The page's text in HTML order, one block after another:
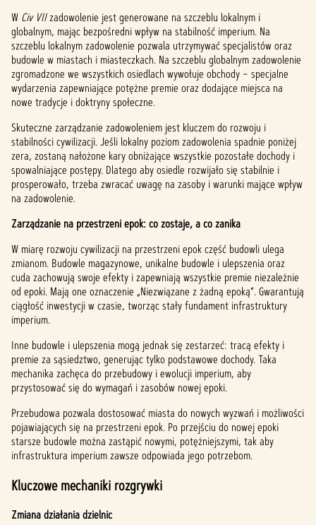
W Civ VIIzadowolenie jest generowane na szczeblu lokalnym i
globalnym, mając bezpośredni wpływ na stabilność imperium. Na
szczeblu lokalnym zadowolenie pozwala utrzymywać specjalistów oraz
budowle w miastach i miasteczkach. Na szczeblu globalnym zadowolenie
zgromadzone we wszystkich osiedlach wywołuje obchody – specjalne
wydarzenia zapewniające potężne premie oraz dodające miejsca na
nowe tradycje i doktryny społeczne.
Skuteczne zarządzanie zadowoleniem jest kluczem do rozwoju i
stabilności cywilizacji. Jeśli lokalny poziom zadowolenia spadnie poniżej
zera, zostaną nałożone kary obniżające wszystkie pozostałe dochody i
spowalniające postępy. Dlatego aby osiedle rozwijało się stabilnie i
prosperowało, trzeba zwracać uwagę na zasoby i warunki mające wpływ
na zadowolenie.
Zarządzanie na przestrzeni epok: co zostaje, a co zanika
W miarę rozwoju cywilizacji na przestrzeni epok część budowli ulega
zmianom. Budowle magazynowe, unikalne budowle i ulepszenia oraz
cuda zachowują swoje efekty i zapewniają wszystkie premie niezależnie
od epoki. Mają one oznaczenie „Niezwiązane z żadną epoką”. Gwarantują
ciągłość inwestycji w czasie, tworząc stały fundament infrastruktury
imperium.
Inne budowle i ulepszenia mogą jednak się zestarzeć: tracą efekty i
premie za sąsiedztwo, generując tylko podstawowe dochody. Taka
mechanika zachęca do przebudowy i ewolucji imperium, aby
przystosować się do wymagań i zasobów nowej epoki.
Przebudowa pozwala dostosować miasta do nowych wyzwań i możliwości
pojawiających się na przestrzeni epok. Po przejściu do nowej epoki
starsze budowle można zastąpić nowymi, potężniejszymi, tak aby
infrastruktura imperium zawsze odpowiada jego potrzebom.
Kluczowe mechaniki rozgrywki
Zmiana działania dzielnic